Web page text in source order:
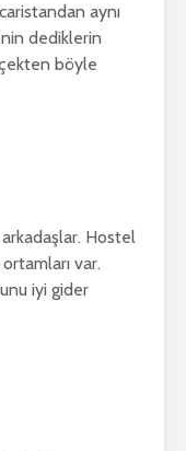
aynı
dediklerin
böyle
Hostel
var.
iyi gider